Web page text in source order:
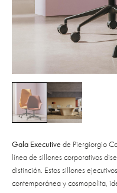
Gala Executive de Piergiorgio
línea de sillones corporativos
distinción. Estos sillones
contemporánea y cosmopolita,